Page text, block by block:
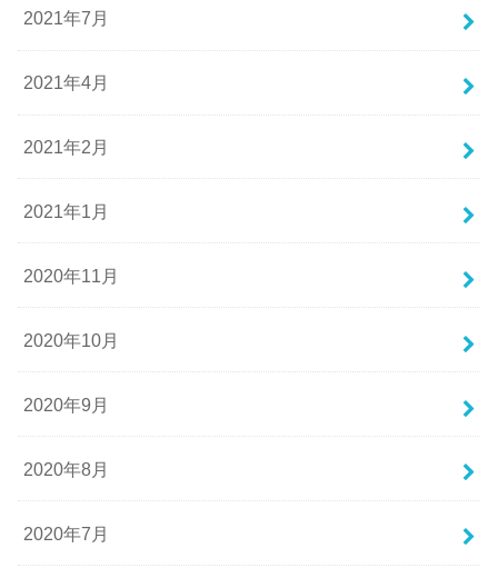
2021年7月
2021年4月
2021年2月
2021年1月
2020年11月
2020年10月
2020年9月
2020年8月
2020年7月